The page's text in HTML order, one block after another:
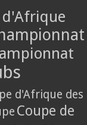
d'Afrique des
Coupe de